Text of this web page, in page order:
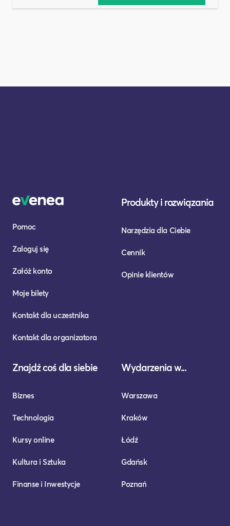
Pomoc
Zaloguj się
Załóż konto
Moje bilety
Kontakt dla uczestnika
Kontakt dla organizatora
Produkty i rozwiązania
Narzędzia dla Ciebie
Cennik
Opinie klientów
Znajdź coś dla siebie
Biznes
Technologia
Kursy online
Kultura i Sztuka
Finanse i Inwestycje
Wydarzenia w...
Warszawa
Kraków
Łódź
Gdańsk
Poznań